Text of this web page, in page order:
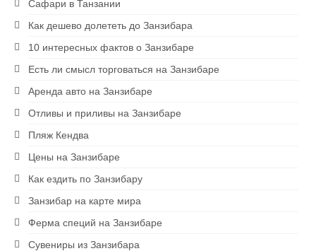
Сафари в Танзании
Как дешево долететь до Занзибара
10 интересных фактов о Занзибаре
Есть ли смысл торговаться на Занзибаре
Аренда авто на Занзибаре
Отливы и приливы на Занзибаре
Пляж Кендва
Цены на Занзибаре
Как ездить по Занзибару
Занзибар на карте мира
Ферма специй на Занзибаре
Сувениры из Занзибара